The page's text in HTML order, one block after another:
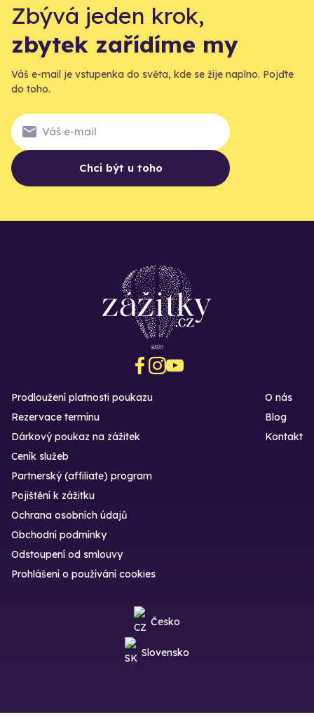
Zbývá jeden krok,
zbytek zařídíme my
Váš e-mail je vstupenka do světa, kde se žije naplno. Pojďte
do toho.
Chci být u toho
Prodloužení platnosti poukazu
Rezervace termínu
Dárkový poukaz na zážitek
O nás
Blog
Kontakt
Ceník služeb
Partnerský (affiliate) program
Pojištění k zážitku
Ochrana osobních údajů
Obchodní podmínky
Odstoupení od smlouvy
Prohlášení o používání cookies
Česko
Slovensko